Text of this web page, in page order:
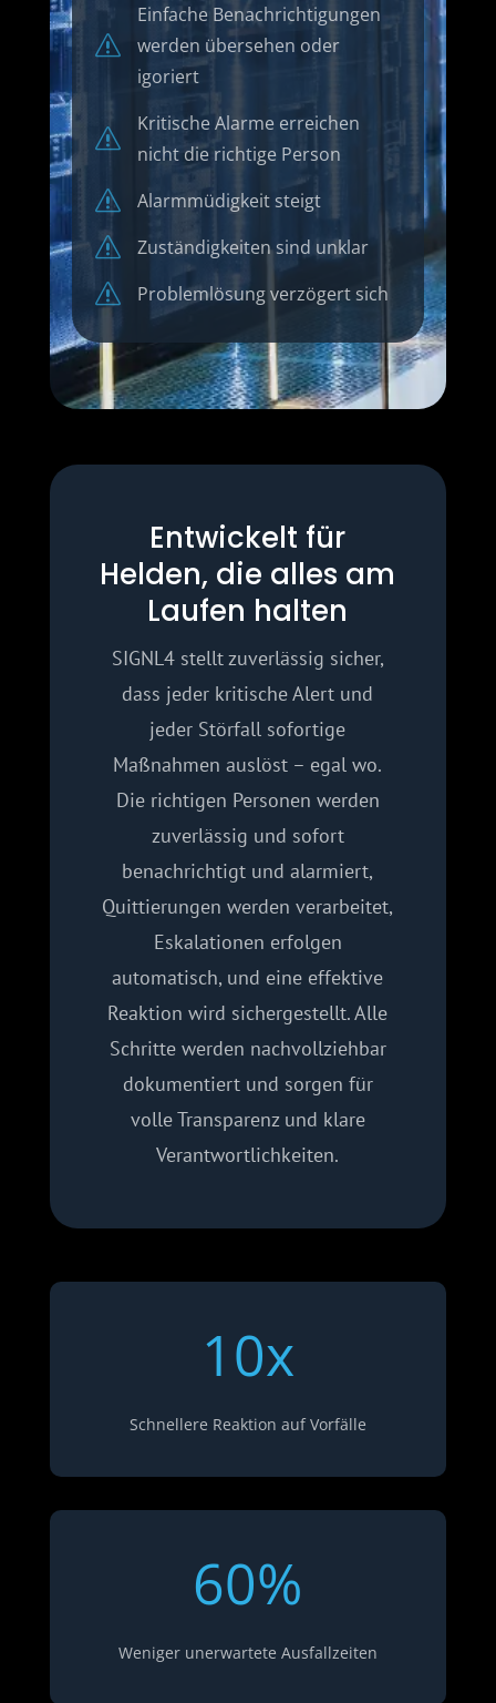
s
Einfache Benachrichtigungen
werden übersehen oder
igoriert
s
Kritische Alarme erreichen
nicht die richtige Person
s Alarmmüdigkeit steigt
s Zuständigkeiten sind unklar
s Problemlösung verzögert sich
Entwickelt für
Helden, die alles am
Laufen halten
SIGNL4 stellt zuverlässig sicher,
dass jeder kritische Alert und
jeder Störfall sofortige
Maßnahmen auslöst – egal wo.
Die richtigen Personen werden
zuverlässig und sofort
benachrichtigt und alarmiert,
Quittierungen werden verarbeitet,
Eskalationen erfolgen
automatisch, und eine effektive
Reaktion wird sichergestellt. Alle
Schritte werden nachvollziehbar
dokumentiert und sorgen für
volle Transparenz und klare
Verantwort­lichkeiten.
10x
Schnellere Reaktion auf Vorfälle
60%
Weniger unerwartete Ausfallzeiten